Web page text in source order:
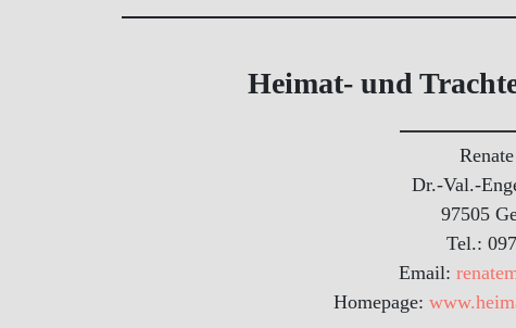
Heimat- und
Dr.-Val.-
97505
Tel.:
Email:
Homepage: